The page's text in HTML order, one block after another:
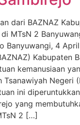
dari BAZNAZ
MTsN 2
Banyuwangi, 4
Kabupaten
kemanusiaan
Tsanawiyah Negeri
ini
yang
2 […]